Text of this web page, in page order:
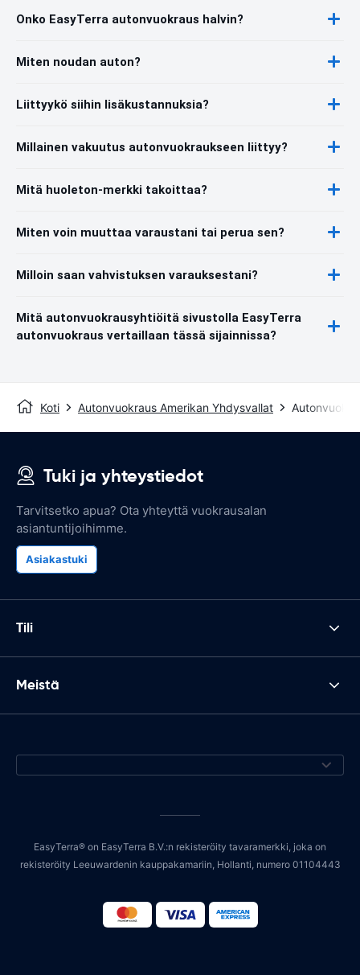
Onko EasyTerra autonvuokraus halvin?
Miten noudan auton?
Liittyykö siihin lisäkustannuksia?
Millainen vakuutus autonvuokraukseen liittyy?
Mitä huoleton-merkki takoittaa?
Miten voin muuttaa varaustani tai perua sen?
Milloin saan vahvistuksen varauksestani?
Mitä autonvuokrausyhtiöitä sivustolla EasyTerra
autonvuokraus vertaillaan tässä sijainnissa?
Koti Autonvuokraus Amerikan Yhdysvallat
Tuki ja yhteystiedot
Tarvitsetko apua? Ota yhteyttä vuokrausalan
asiantuntijoihimme.
Asiakastuki
Tili
Meistä
EasyTerra® on EasyTerra B.V.:n rekisteröity tavaramerkki, joka on
rekisteröity Leeuwardenin kauppakamariin, Hollanti, numero 01104443